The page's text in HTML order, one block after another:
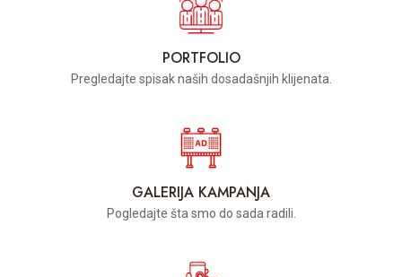
PORTFOLIO
Pregledajte spisak naših dosadašnjih klijenata.
GALERIJA KAMPANJA
Pogledajte šta smo do sada radili.